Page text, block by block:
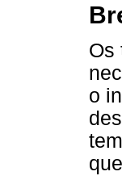
Os
o